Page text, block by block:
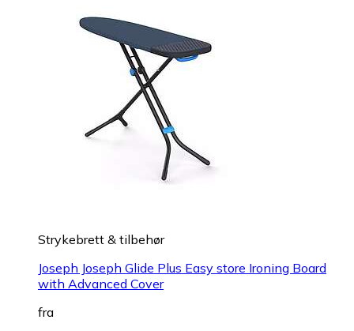
Strykebrett & tilbehør
Joseph Joseph Glide Plus Easy store Ironing Board
with Advanced Cover
fra